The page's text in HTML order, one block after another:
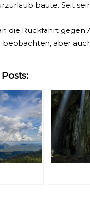
baute. Seit
die Rückfahrt gegen
beobachten, aber